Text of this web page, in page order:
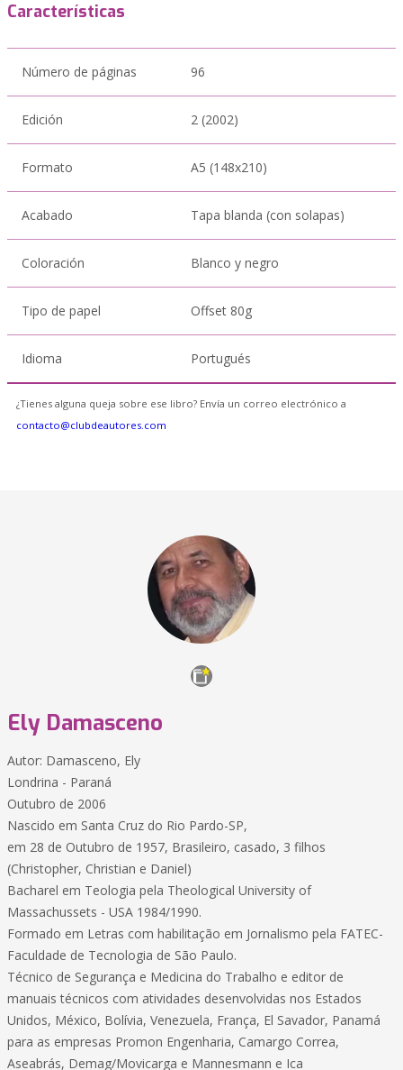
Características
Número de páginas 96
Edición 2 (2002)
Formato A5 (148x210)
Acabado Tapa blanda (con solapas)
Coloración Blanco y negro
Tipo de papel Offset 80g
Idioma Portugués
¿Tienes alguna queja sobre ese libro? Envía un correo electrónico a
contacto@clubdeautores.com
Ely Damasceno
Autor: Damasceno, Ely
Londrina - Paraná
Outubro de 2006
Nascido em Santa Cruz do Rio Pardo-SP,
em 28 de Outubro de 1957, Brasileiro, casado, 3 filhos
(Christopher, Christian e Daniel)
Bacharel em Teologia pela Theological University of
Massachussets - USA 1984/1990.
Formado em Letras com habilitação em Jornalismo pela FATEC-
Faculdade de Tecnologia de São Paulo.
Técnico de Segurança e Medicina do Trabalho e editor de
manuais técnicos com atividades desenvolvidas nos Estados
Unidos, México, Bolívia, Venezuela, França, El Savador, Panamá
para as empresas Promon Engenharia, Camargo Correa,
Aseabrás, Demag/Movicarga e Mannesmann e Ica